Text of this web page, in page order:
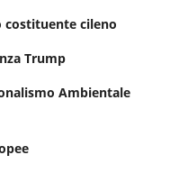
costituente cileno
Trump
Ambientale